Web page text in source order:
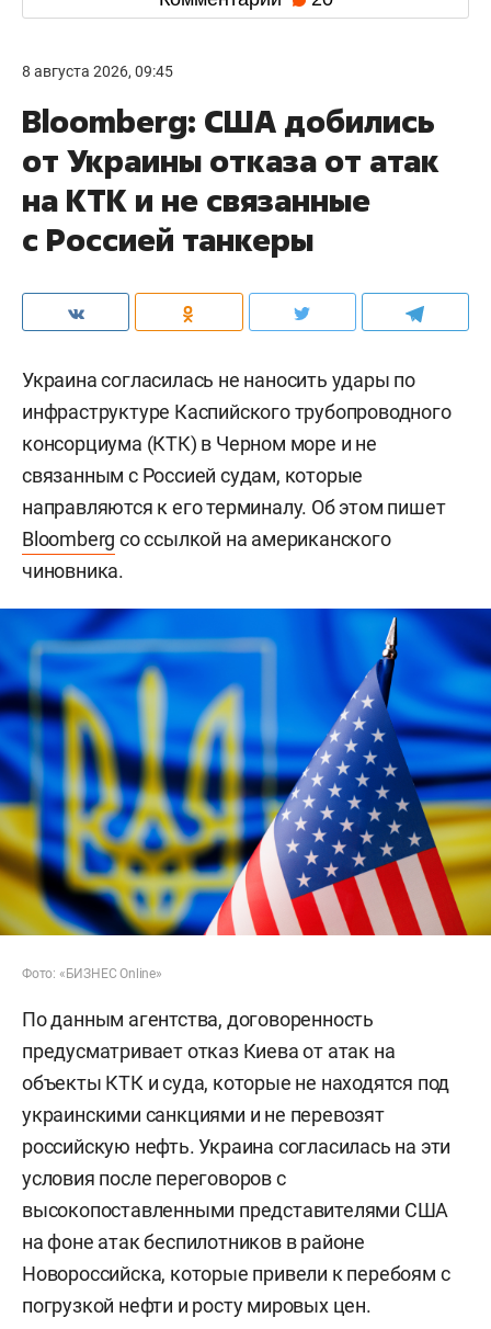
8 августа 2026, 09:45
Bloomberg: США добились
от Украины отказа от атак
на КТК и не связанные
с Россией танкеры
Украина согласилась не наносить удары по
инфраструктуре Каспийского трубопроводного
консорциума (КТК) в Черном море и не
связанным с Россией судам, которые
направляются к его терминалу. Об этом пишет
Bloomberg со ссылкой на американского
чиновника.
Фото: «БИЗНЕС Online»
По данным агентства, договоренность
предусматривает отказ Киева от атак на
объекты КТК и суда, которые не находятся под
украинскими санкциями и не перевозят
российскую нефть. Украина согласилась на эти
условия после переговоров с
высокопоставленными представителями США
на фоне атак беспилотников в районе
Новороссийска, которые привели к перебоям с
погрузкой нефти и росту мировых цен.